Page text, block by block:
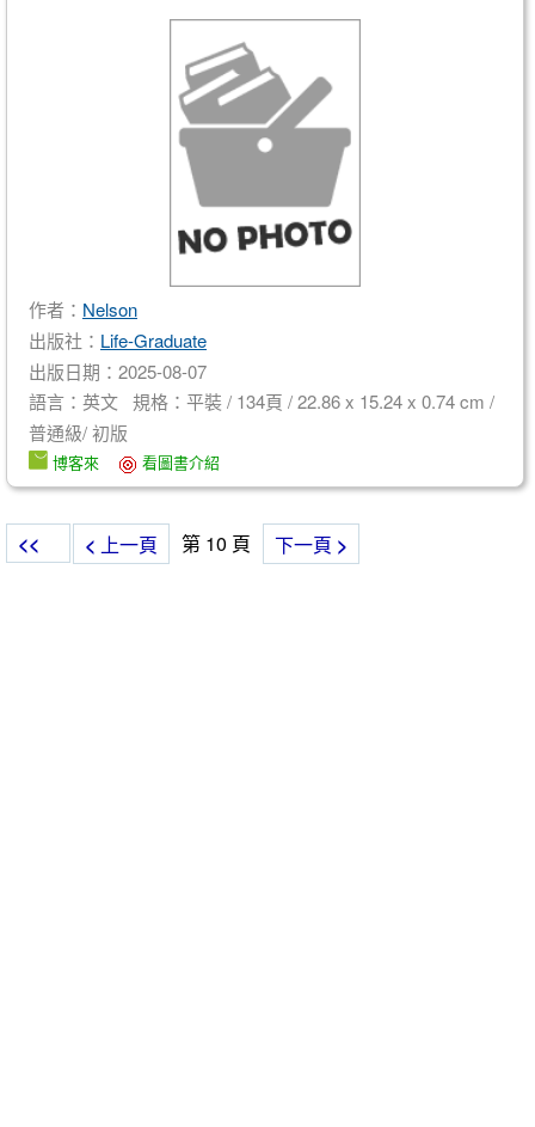
作者： Nelson
出版社： Life-Graduate
出版日期：2025-08-07
語言：英文 規格：平裝 / 134頁 / 22.86 x 15.24 x 0.74 cm /
普通級/ 初版
博客來 看圖書介紹
<< < 上一頁 第 10 頁 下一頁 >